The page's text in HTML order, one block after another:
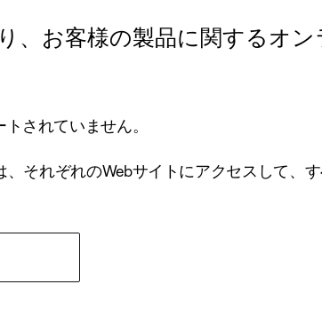
、お客様の製品に関するオ
されていません。
それぞれのWebサイトにアクセスして、